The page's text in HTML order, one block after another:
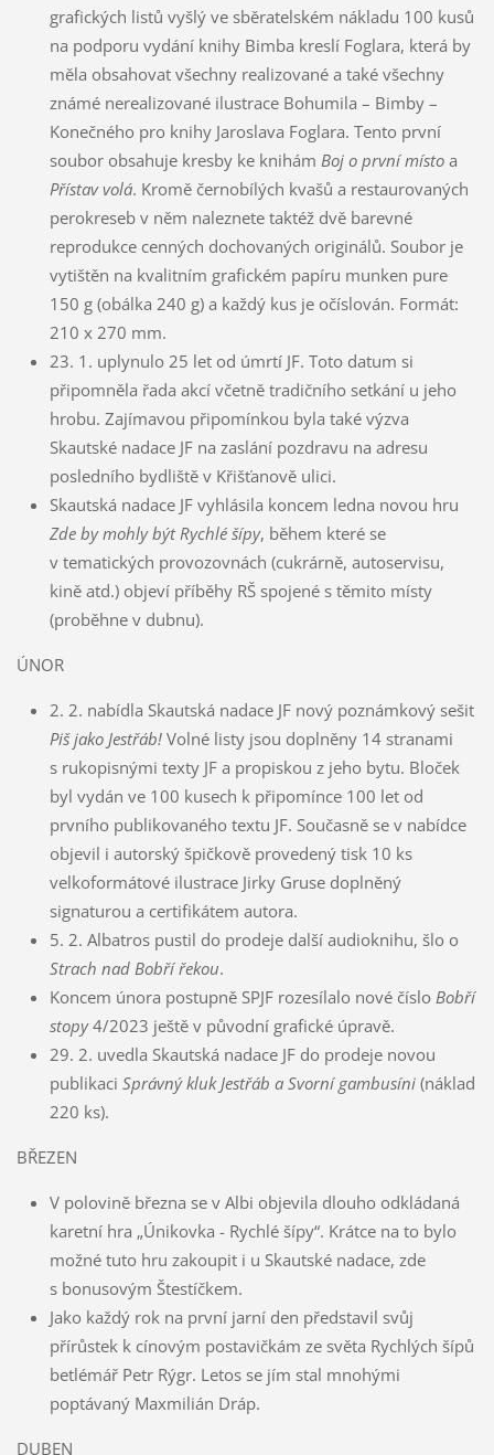
grafických listů vyšlý ve sběratelském nákladu 100 kusů
na podporu vydání knihy Bimba kreslí Foglara, která by
měla obsahovat všechny realizované a také všechny
známé nerealizované ilustrace Bohumila – Bimby –
Konečného pro knihy Jaroslava Foglara. Tento první
soubor obsahuje kresby ke knihám Boj o první místoa
Přístav volá. Kromě černobílých kvašů a restaurovaných
perokreseb v něm naleznete taktéž dvě barevné
reprodukce cenných dochovaných originálů. Soubor je
vytištěn na kvalitním grafickém papíru munken pure
150 g (obálka 240 g) a každý kus je očíslován. Formát:
210 x 270 mm.
23. 1. uplynulo 25 let od úmrtí JF. Toto datum si
připomněla řada akcí včetně tradičního setkání u jeho
hrobu. Zajímavou připomínkou byla také výzva
Skautské nadace JF na zaslání pozdravu na adresu
posledního bydliště v Křišťanově ulici.
Skautská nadace JF vyhlásila koncem ledna novou hru
Zde by mohly být Rychlé šípy, během které se
v tematických provozovnách (cukrárně, autoservisu,
kině atd.) objeví příběhy RŠ spojené s těmito místy
(proběhne v dubnu).
ÚNOR
2. 2. nabídla Skautská nadace JF nový poznámkový sešit
Piš jako Jestřáb!Volné listy jsou doplněny 14 stranami
s rukopisnými texty JF a propiskou z jeho bytu. Bloček
byl vydán ve 100 kusech k připomínce 100 let od
prvního publikovaného textu JF. Současně se v nabídce
objevil i autorský špičkově provedený tisk 10 ks
velkoformátové ilustrace Jirky Gruse doplněný
signaturou a certifikátem autora.
5. 2. Albatros pustil do prodeje další audioknihu, šlo o
Strach nad Bobří řekou.
Koncem února postupně SPJF rozesílalo nové číslo Bobří
stopy4/2023 ještě v původní grafické úpravě.
29. 2. uvedla Skautská nadace JF do prodeje novou
publikaci Správný kluk Jestřáb a Svorní gambusíni(náklad
220 ks).
BŘEZEN
V polovině března se v Albi objevila dlouho odkládaná
karetní hra „Únikovka - Rychlé šípy“. Krátce na to bylo
možné tuto hru zakoupit i u Skautské nadace, zde
s bonusovým Štestíčkem.
Jako každý rok na první jarní den představil svůj
přírůstek k cínovým postavičkám ze světa Rychlých šípů
betlémář Petr Rýgr. Letos se jím stal mnohými
poptávaný Maxmilián Dráp.
DUBEN